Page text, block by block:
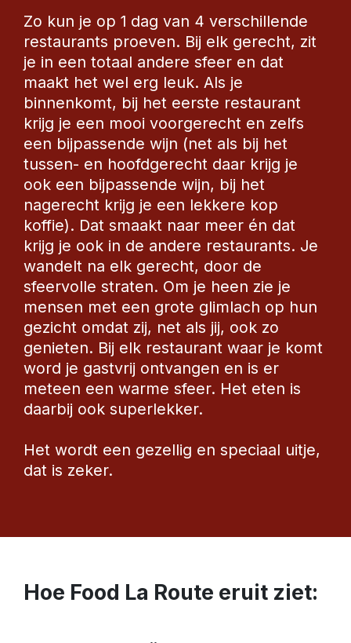
Zo kun je op 1 dag van 4 verschillende
restaurants proeven. Bij elk gerecht, zit
je in een totaal andere sfeer en dat
maakt het wel erg leuk. Als je
binnenkomt, bij het eerste restaurant
krijg je een mooi voorgerecht en zelfs
een bijpassende wijn (net als bij het
tussen- en hoofdgerecht daar krijg je
ook een bijpassende wijn, bij het
nagerecht krijg je een lekkere kop
koffie). Dat smaakt naar meer én dat
krijg je ook in de andere restaurants. Je
wandelt na elk gerecht, door de
sfeervolle straten. Om je heen zie je
mensen met een grote glimlach op hun
gezicht omdat zij, net als jij, ook zo
genieten. Bij elk restaurant waar je komt
word je gastvrij ontvangen en is er
meteen een warme sfeer. Het eten is
daarbij ook superlekker.
Het wordt een gezellig en speciaal uitje,
dat is zeker.
Hoe Food La Route eruit ziet: